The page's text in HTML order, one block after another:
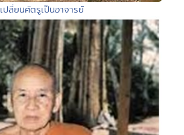
เปลี่ยนศัตรูเป็นอาจารย์